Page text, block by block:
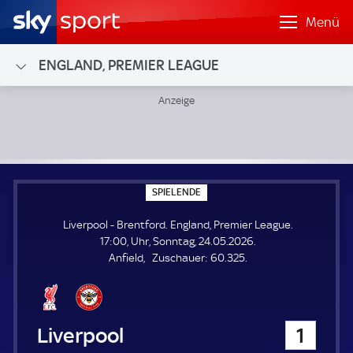
Menü
ENGLAND, PREMIER LEAGUE
SPIELENDE
P
E
L
E
N
Liverpool - Brentford. England, Premier League.
17:00, Uhr, Sonntag, 24.05.2026.
Anfield
Zuschauer: Z
60.325.
Liverpool 1